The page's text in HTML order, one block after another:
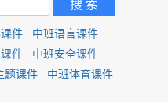
件
中班语言课件
件
中班安全课件
题课件
中班体育课件